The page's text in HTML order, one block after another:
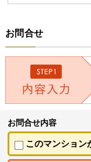
お問合せ
お問合せ内容
このマンション